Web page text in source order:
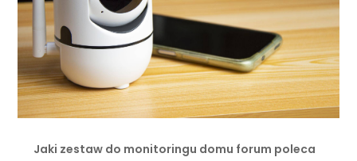
Jaki zestaw do monitoringu domu forum poleca